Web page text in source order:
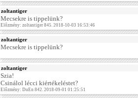
zoltantiger
Mecsekre is tippelünk?
Előzmény: zoltantiger 845. 2018-10-03 16:53:46
zoltantiger
Mecsekre is tippelünk?
zoltantiger
Szia!
Csinálol lécci kiértékeléstet?
Előzmény: DuEn 842. 2018-09-01 01:25:51